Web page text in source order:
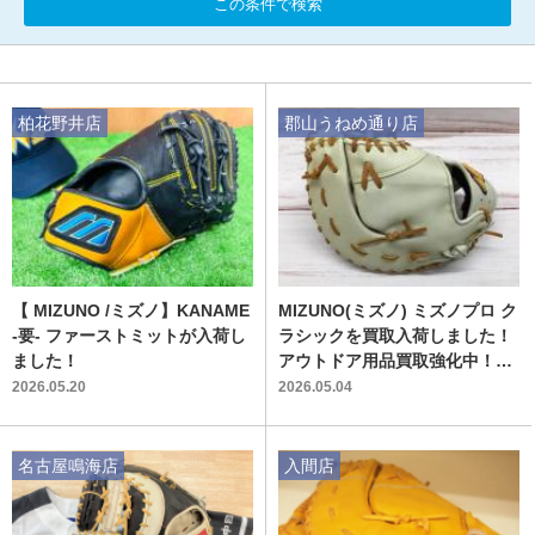
この条件で検索
【 MIZUNO /ミズノ】KANAME
-要- ファーストミットが入荷し
ました！
2026.05.20
柏花野井店
MIZUNO(ミズノ) ミズノプロ ク
ラシックを買取入荷しました！
アウトドア用品買取強化中！
【郡山うねめ通り店】
2026.05.04
郡山うねめ通り店
名古屋鳴海店 入間店